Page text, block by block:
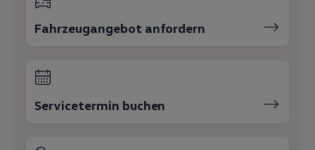
Fahrzeugangebot anfordern
Servicetermin buchen